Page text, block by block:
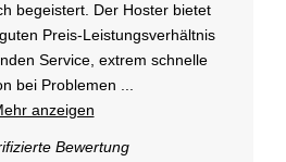
begeistert. Der Hoster bietet
Preis-Leistungsverhältnis
Service, extrem schnelle
bei Problemen ...
anzeigen
Bewertung